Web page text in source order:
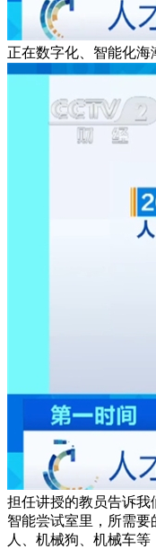
正在数字化、智能化海
担任讲授的教员告诉我
智能尝试室里，所需
人、机械狗、机械车